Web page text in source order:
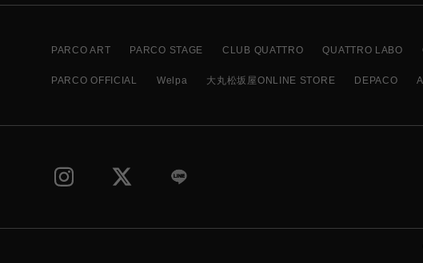
PARCO ART PARCO STAGE CLUB QUATTRO QUATTRO LABO
PARCO OFFICIAL Welpa 大丸松坂屋ONLINE STORE DEPACO